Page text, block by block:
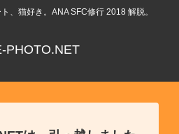
、猫好き。ANA SFC修行 2018 解脱。
PHOTO.NET